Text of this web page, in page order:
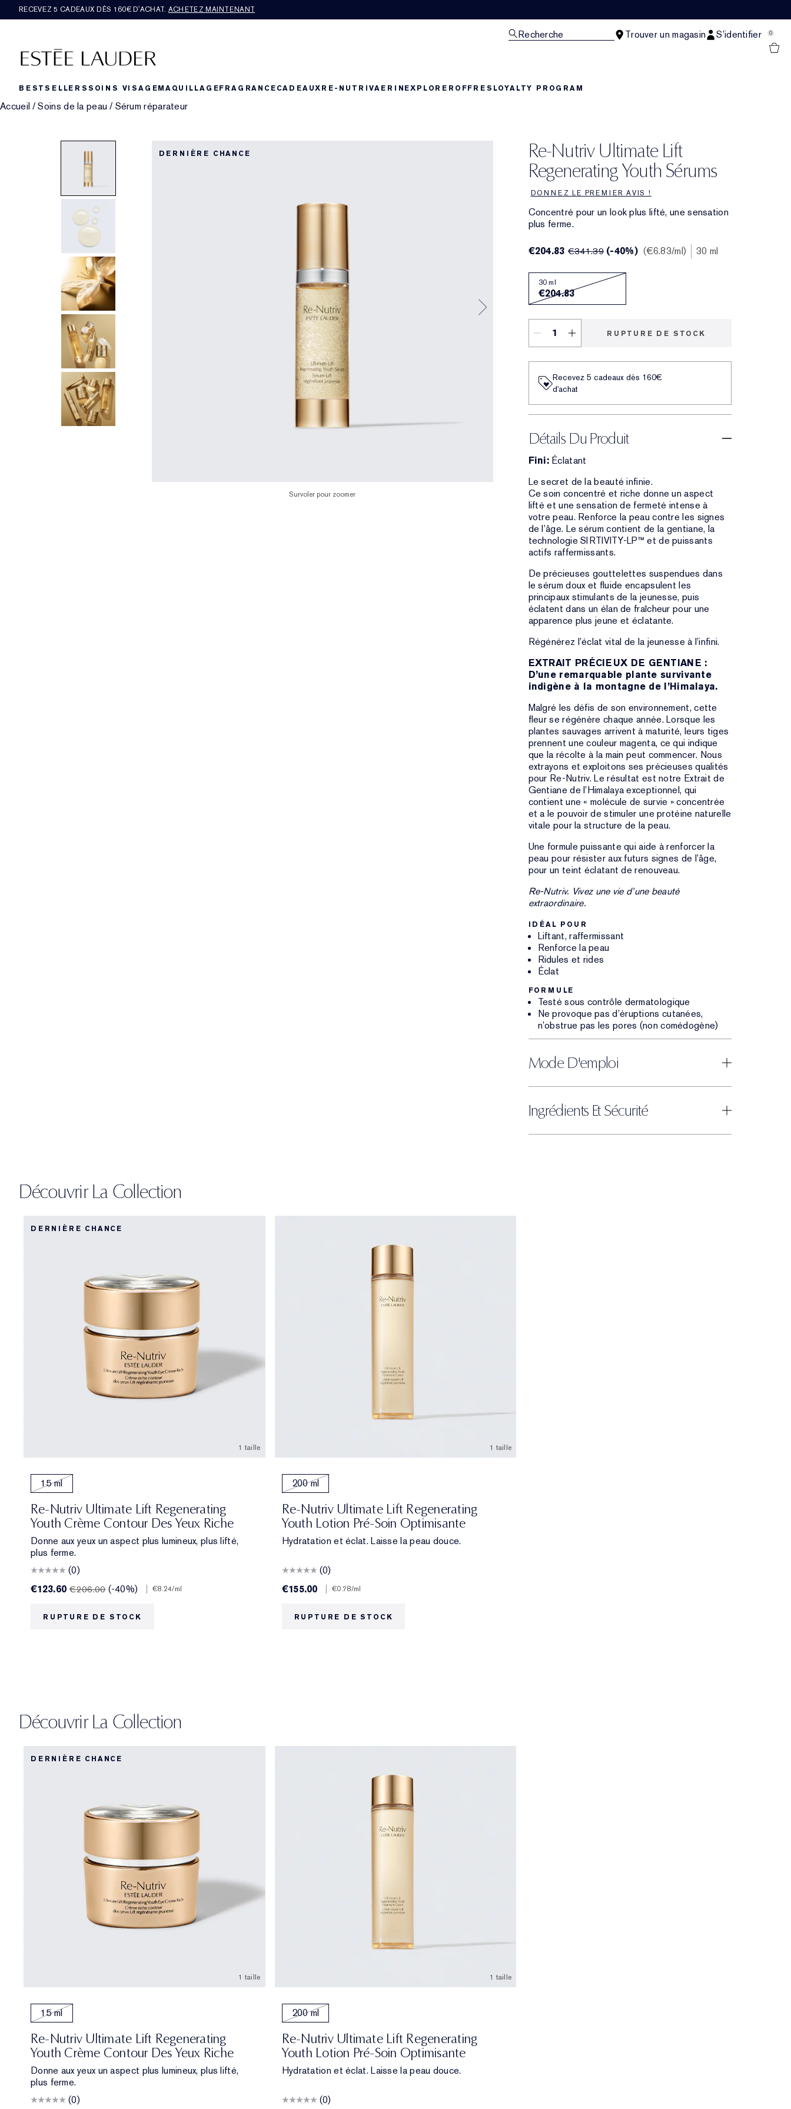
RECEVEZ 5 CADEAUX DÈS 160€ D'ACHAT. ACHETEZ MAINTENANT
Recherche Trouver un magasin S’identifier 0
BESTSELLERSSOINS VISAGEMAQUILLAGEFRAGRANCECADEAUXRE-NUTRIVAERINEXPLORER OFFRES LOYALTY PROGRAM
Accueil/ Soins de la peau / Sérum réparateur
Re-Nutriv Ultimate Lift
Regenerating Youth Sérums
DONNEZ LE PREMIER AVIS !
Concentré pour un look plus lifté, une sensation
plus ferme.
DERNIÈRE CHANCE
Survoler pour zoomer
€204.83 €341.39 (-40%) €6.83/ml 30 ml
30 ml
€204.83
RUPTURE DE STOCK
Recevez 5 cadeaux dès 160€
d'achat
Détails Du Produit
Fini: Éclatant
Le secret de la beauté infinie.
Ce soin concentré et riche donne un aspect
lifté et une sensation de fermeté intense à
votre peau. Renforce la peau contre les signes
de l’âge. Le sérum contient de la gentiane, la
technologie SIRTIVITY-LP™ et de puissants
actifs raffermissants.
De précieuses gouttelettes suspendues dans
le sérum doux et fluide encapsulent les
principaux stimulants de la jeunesse, puis
éclatent dans un élan de fraîcheur pour une
apparence plus jeune et éclatante.
Régénérez l’éclat vital de la jeunesse à l’infini.
EXTRAIT PRÉCIEUX DE GENTIANE :
D’une remarquable plante survivante
indigène à la montagne de l’Himalaya.
Malgré les défis de son environnement, cette
fleur se régénère chaque année. Lorsque les
plantes sauvages arrivent à maturité, leurs tiges
prennent une couleur magenta, ce qui indique
que la récolte à la main peut commencer. Nous
extrayons et exploitons ses précieuses qualités
pour Re-Nutriv. Le résultat est notre Extrait de
Gentiane de l’Himalaya exceptionnel, qui
contient une « molécule de survie » concentrée
et a le pouvoir de stimuler une protéine naturelle
vitale pour la structure de la peau.
Une formule puissante qui aide à renforcer la
peau pour résister aux futurs signes de l’âge,
pour un teint éclatant de renouveau.
Re-Nutriv. Vivez une vie d’une beauté
extraordinaire.
IDÉAL POUR
Liftant, raffermissant
Renforce la peau
Ridules et rides
Éclat
FORMULE
Testé sous contrôle dermatologique
Ne provoque pas d’éruptions cutanées,
n’obstrue pas les pores (non comédogène)
Mode D'emploi
Ingrédients Et Sécurité
Découvrir La Collection
DERNIÈRE CHANCE
1 taille
15 ml
Re-Nutriv Ultimate Lift Regenerating
Youth Crème Contour Des Yeux Riche
Donne aux yeux un aspect plus lumineux, plus lifté,
plus ferme.
(0)
€123.60€206.00 (-40%) | €8.24/ml
RUPTURE DE STOCK
1 taille
200 ml
Re-Nutriv Ultimate Lift Regenerating
Youth Lotion Pré-Soin Optimisante
Hydratation et éclat. Laisse la peau douce.
(0)
€155.00
| €0.78/ml
RUPTURE DE STOCK
Découvrir La Collection
DERNIÈRE CHANCE
1 taille
15 ml
Re-Nutriv Ultimate Lift Regenerating
Youth Crème Contour Des Yeux Riche
Donne aux yeux un aspect plus lumineux, plus lifté,
plus ferme.
(0)
1 taille
200 ml
Re-Nutriv Ultimate Lift Regenerating
Youth Lotion Pré-Soin Optimisante
Hydratation et éclat. Laisse la peau douce.
(0)